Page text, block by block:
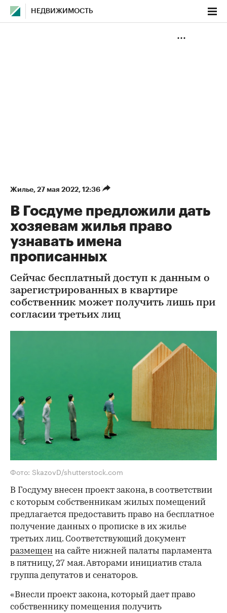
НЕДВИЖИМОСТЬ
Жилье⁠, 27 мая 2022, 12:36
В Госдуме предложили дать
хозяевам жилья право
узнавать имена
прописанных
Сейчас бесплатный доступ к данным о
зарегистрированных в квартире
собственник может получить лишь при
согласии третьих лиц
Фото: SkazovD/shutterstock.com
В Госдуму внесен проект закона, в соответствии
с которым собственникам жилых помещений
предлагается предоставить право на бесплатное
получение данных о прописке в их жилье
третьих лиц. Соответствующий документ
размещен на сайте нижней палаты парламента
в пятницу, 27 мая. Авторами инициатив стала
группа депутатов и сенаторов.
«Внесли проект закона, который дает право
собственнику помещения получить